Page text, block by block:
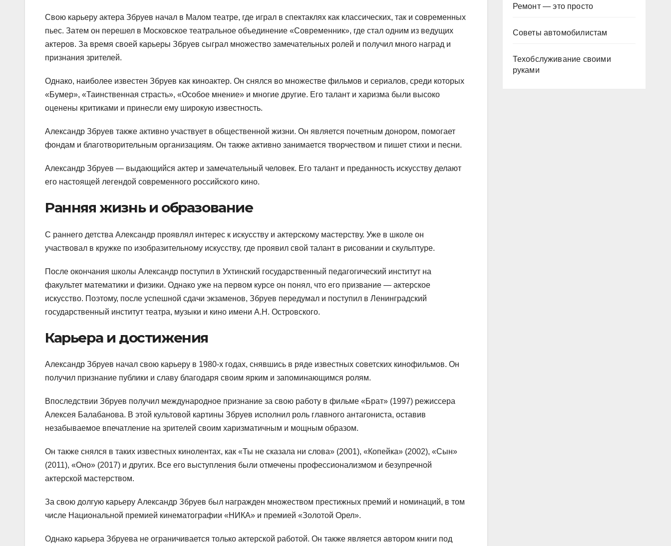
Свою карьеру актера Збруев начал в Малом театре, где играл в спектаклях как классических, так и современных
пьес. Затем он перешел в Московское театральное объединение «Современник», где стал одним из ведущих
актеров. За время своей карьеры Збруев сыграл множество замечательных ролей и получил много наград и
признания зрителей.
Однако, наиболее известен Збруев как киноактер. Он снялся во множестве фильмов и сериалов, среди которых
«Бумер», «Таинственная страсть», «Особое мнение» и многие другие. Его талант и харизма были высоко
оценены критиками и принесли ему широкую известность.
Александр Збруев также активно участвует в общественной жизни. Он является почетным донором, помогает
фондам и благотворительным организациям. Он также активно занимается творчеством и пишет стихи и песни.
Александр Збруев — выдающийся актер и замечательный человек. Его талант и преданность искусству делают
его настоящей легендой современного российского кино.
Ранняя жизнь и образование
С раннего детства Александр проявлял интерес к искусству и актерскому мастерству. Уже в школе он
участвовал в кружке по изобразительному искусству, где проявил свой талант в рисовании и скульптуре.
После окончания школы Александр поступил в Ухтинский государственный педагогический институт на
факультет математики и физики. Однако уже на первом курсе он понял, что его призвание — актерское
искусство. Поэтому, после успешной сдачи экзаменов, Збруев передумал и поступил в Ленинградский
государственный институт театра, музыки и кино имени А.Н. Островского.
Карьера и достижения
Александр Збруев начал свою карьеру в 1980-х годах, снявшись в ряде известных советских кинофильмов. Он
получил признание публики и славу благодаря своим ярким и запоминающимся ролям.
Впоследствии Збруев получил международное признание за свою работу в фильме «Брат» (1997) режиссера
Алексея Балабанова. В этой культовой картины Збруев исполнил роль главного антагониста, оставив
незабываемое впечатление на зрителей своим харизматичным и мощным образом.
Он также снялся в таких известных кинолентах, как «Ты не сказала ни слова» (2001), «Копейка» (2002), «Сын»
(2011), «Оно» (2017) и других. Все его выступления были отмечены профессионализмом и безупречной
актерской мастерством.
За свою долгую карьеру Александр Збруев был награжден множеством престижных премий и номинаций, в том
числе Национальной премией кинематографии «НИКА» и премией «Золотой Орел».
Однако карьера Збруева не ограничивается только актерской работой. Он также является автором книги под
Ремонт — это просто
Советы автомобилистам
Техобслуживание своими
руками